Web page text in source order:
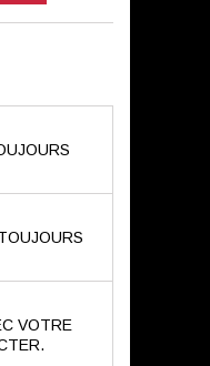
VOTRE